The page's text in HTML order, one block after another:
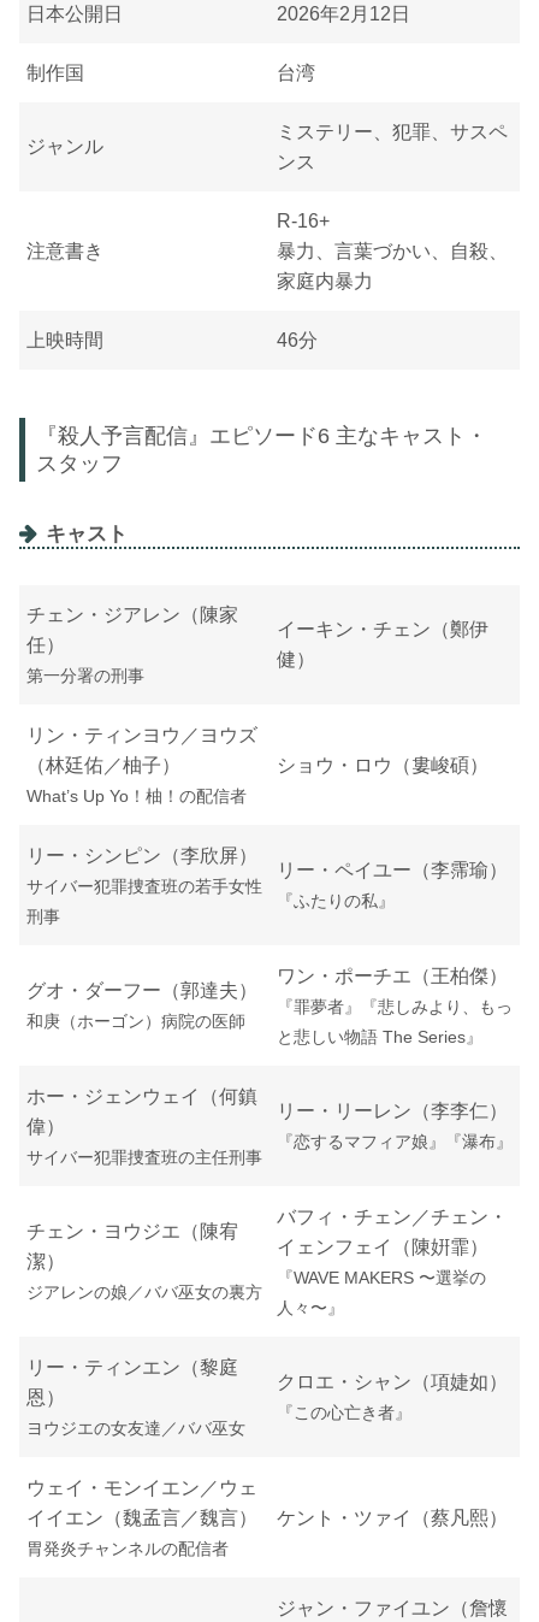
日本公開日 2026年2月12日
制作国 台湾
ジャンル
ミステリー、犯罪、サスペ
ンス
注意書き
R-16+
暴力、言葉づかい、自殺、
家庭内暴力
上映時間 46分
『殺人予言配信』エピソード6 主なキャスト・
スタッフ
キャスト
チェン・ジアレン（陳家
任）
第一分署の刑事
イーキン・チェン（鄭伊
健）
リン・ティンヨウ／ヨウズ
（林廷佑／柚子）
What’s Up Yo！柚！の配信者
ショウ・ロウ（婁峻碩）
リー・シンピン（李欣屏）
サイバー犯罪捜査班の若手女性
刑事
リー・ペイユー（李霈瑜）
『ふたりの私』
グオ・ダーフー（郭達夫）
和庚（ホーゴン）病院の医師
ワン・ポーチエ（王柏傑）
『罪夢者』『悲しみより、もっ
と悲しい物語 The Series』
ホー・ジェンウェイ（何鎮
偉）
サイバー犯罪捜査班の主任刑事
リー・リーレン（李李仁）
『恋するマフィア娘』『瀑布』
チェン・ヨウジエ（陳宥
潔）
ジアレンの娘／ババ巫女の裏方
バフィ・チェン／チェン・
イェンフェイ（陳姸霏）
『WAVE MAKERS 〜選挙の
人々〜』
リー・ティンエン（黎庭
恩）
ヨウジエの女友達／ババ巫女
クロエ・シャン（項婕如）
『この心亡き者』
ウェイ・モンイエン／ウェ
イイエン（魏孟言／魏言）
胃発炎チャンネルの配信者
ケント・ツァイ（蔡凡熙）
ジャン・ファイユン（詹懷